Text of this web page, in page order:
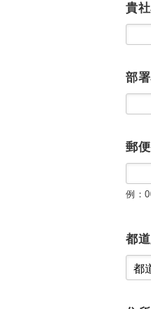
貴
部
郵
例：
都